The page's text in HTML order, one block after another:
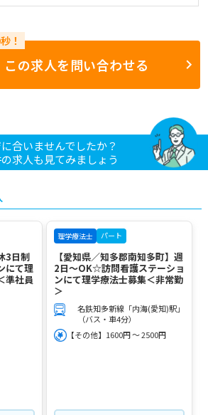
この求人を問い合わせる
合いませんでしたか？
求人も見てみましょう
3日制
にて理
準社員
理学療法士 パート
【愛知県／知多郡南知多町】週
2日～OK☆訪問看護ステーショ
ンにて理学療法士募集＜非常勤
＞
名鉄知多新線「内海(愛知)駅」
（バス・車4分）
【その他】1600円 ～ 2500円